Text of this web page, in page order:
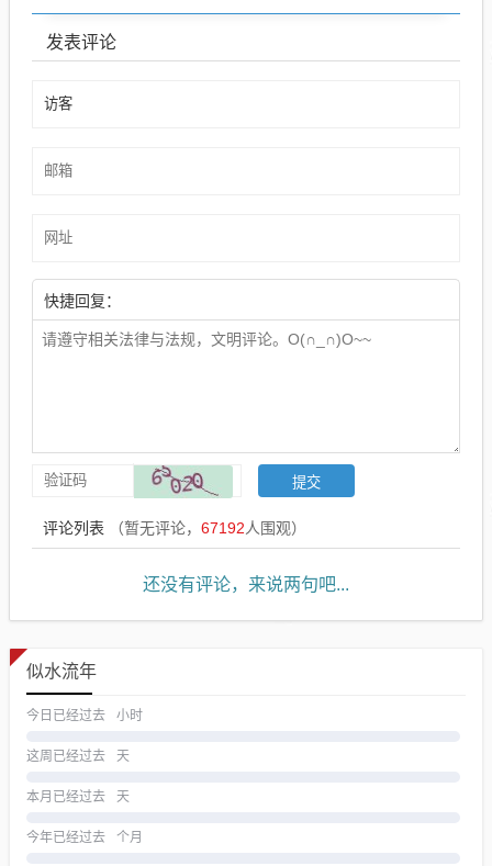
发表评论
快捷回复：
评论列表 （暂无评论， 67192人围观）
还没有评论，来说两句吧...
似水流年
今日已经过去 小时
这周已经过去 天
本月已经过去 天
今年已经过去 个月